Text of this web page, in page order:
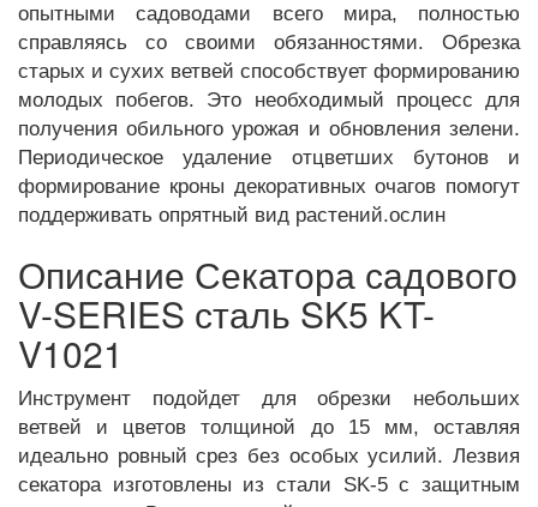
опытными садоводами всего мира, полностью
справляясь со своими обязанностями. Обрезка
старых и сухих ветвей способствует формированию
молодых побегов. Это необходимый процесс для
получения обильного урожая и обновления зелени.
Периодическое удаление отцветших бутонов и
формирование кроны декоративных очагов помогут
поддерживать опрятный вид растений.ослин
Описание Секатора садового
V-SERIES сталь SK5 KT-
V1021
Инструмент подойдет для обрезки небольших
ветвей и цветов толщиной до 15 мм, оставляя
идеально ровный срез без особых усилий. Лезвия
секатора изготовлены из стали SK-5 с защитным